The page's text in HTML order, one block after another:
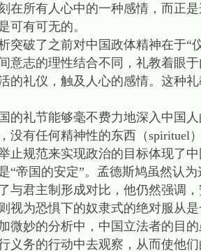
在所有人心中的一种感情，而正
可有可无的。
突破了之前对中国政体精神在于
意志的理性结合不同，礼教着眼
的礼仪，触及人心的感情。这种
的礼节能够毫不费力地深入中国
没有任何精神性的东西（spirituel
止规范来实现政治的目标体现了
“帝国的安定”。孟德斯鸠虽然认
与君主制形成对比，他仍然强调
视为恐惧下的奴隶式的绝对服从
微妙的分析中，中国立法者的目
义务的行动中去观察，从而使他